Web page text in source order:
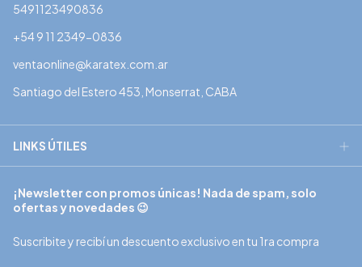
5491123490836
+54 9 11 2349-0836
ventaonline@karatex.com.ar
Santiago del Estero 453, Monserrat, CABA
LINKS ÚTILES
¡Newsletter con promos únicas! Nada de spam, solo
ofertas y novedades 😉
Suscribite y recibí un descuento exclusivo en tu 1ra compra